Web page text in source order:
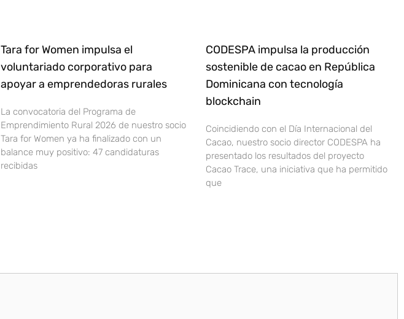
Tara for Women impulsa el
voluntariado corporativo para
apoyar a emprendedoras rurales
La convocatoria del Programa de
Emprendimiento Rural 2026 de nuestro socio
Tara for Women ya ha finalizado con un
balance muy positivo: 47 candidaturas
recibidas
CODESPA impulsa la producción
sostenible de cacao en República
Dominicana con tecnología
blockchain
Coincidiendo con el Día Internacional del
Cacao, nuestro socio director CODESPA ha
presentado los resultados del proyecto
Cacao Trace, una iniciativa que ha permitido
que